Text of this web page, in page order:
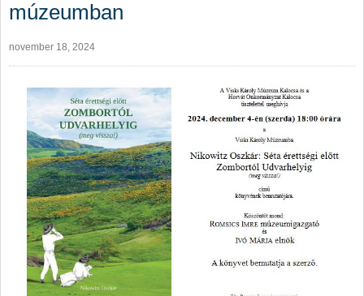
múzeumban
november 18, 2024